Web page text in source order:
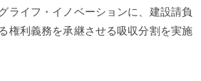
ライフ・イノベーションに、建設請負
権利義務を承継させる吸収分割を実施